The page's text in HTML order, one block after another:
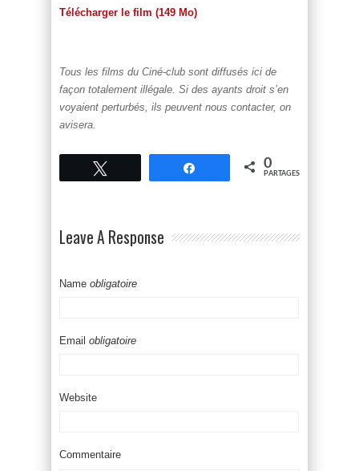
Télécharger le film (149 Mo)
Tous les films du Ciné-club sont diffusés ici de
façon totalement illégale. Si des ayants droit s’en
voyaient perturbés, ils peuvent nous contacter, on
avisera.
Partagez 0
PARTAGES
Leave A Response
Name obligatoire
Email obligatoire
Website
Commentaire